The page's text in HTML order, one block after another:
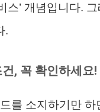
스’ 개념입니다.
.
, 꼭 확인하세요!
를 소지하기만